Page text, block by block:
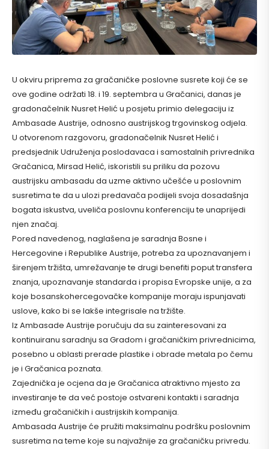
U okviru priprema za gračaničke poslovne susrete koji će se
ove godine održati 18. i 19. septembra u Gračanici, danas je
gradonačelnik Nusret Helić u posjetu primio delegaciju iz
Ambasade Austrije, odnosno austrijskog trgovinskog odjela.
U otvorenom razgovoru, gradonačelnik Nusret Helić i
predsjednik Udruženja poslodavaca i samostalnih privrednika
Gračanica, Mirsad Helić, iskoristili su priliku da pozovu
austrijsku ambasadu da uzme aktivno učešće u poslovnim
susretima te da u ulozi predavača podijeli svoja dosadašnja
bogata iskustva, uveliča poslovnu konferenciju te unaprijedi
njen značaj.
Pored navedenog, naglašena je saradnja Bosne i
Hercegovine i Republike Austrije, potreba za upoznavanjem i
širenjem tržišta, umrežavanje te drugi benefiti poput transfera
znanja, upoznavanje standarda i propisa Evropske unije, a za
koje bosanskohercegovačke kompanije moraju ispunjavati
uslove, kako bi se lakše integrisale na tržište.
Iz Ambasade Austrije poručuju da su zainteresovani za
kontinuiranu saradnju sa Gradom i gračaničkim privrednicima,
posebno u oblasti prerade plastike i obrade metala po čemu
je i Gračanica poznata.
Zajednička je ocjena da je Gračanica atraktivno mjesto za
investiranje te da već postoje ostvareni kontakti i saradnja
između gračaničkih i austrijskih kompanija.
Ambasada Austrije će pružiti maksimalnu podršku poslovnim
susretima na teme koje su najvažnije za gračaničku privredu.